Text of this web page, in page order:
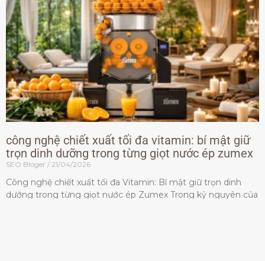
công nghệ chiết xuất tối đa vitamin: bí mật giữ
trọn dinh dưỡng trong từng giọt nước ép zumex
SEO Bloger 21/04/2026
Công nghệ chiết xuất tối đa Vitamin: Bí mật giữ trọn dinh
dưỡng trong từng giọt nước ép Zumex Trong kỷ nguyên của